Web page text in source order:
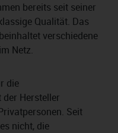
bereits seit seiner
Qualität. Das
verschiedene
Netz.
die
Hersteller
Seit
nicht, die